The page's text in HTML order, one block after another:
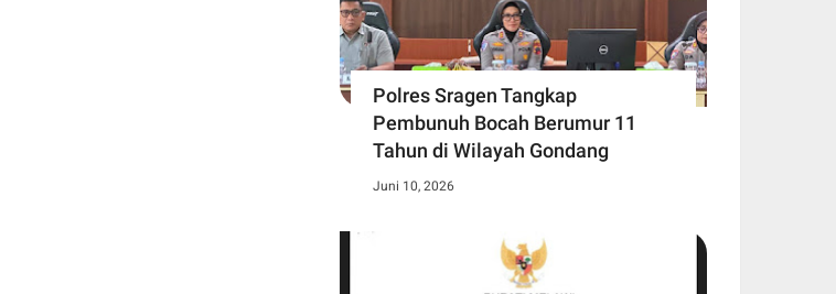
Polres Sragen Tangkap
Pembunuh Bocah Berumur 11
Tahun di Wilayah Gondang
Juni 10, 2026